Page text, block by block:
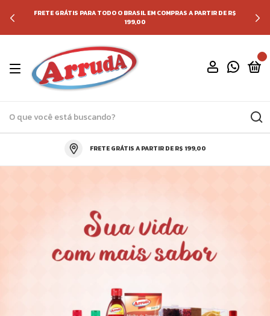
FRETE GRÁTIS PARA TODO O BRASIL EM COMPRAS A PARTIR DE R$
199,00
FRETE GRÁTIS A PARTIR DE R$ 199,00